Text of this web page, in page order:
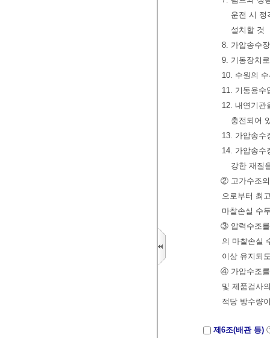
운전 시 정
설치할 것
8. 가압송수
9. 기동장치
10. 수원의
11. 기동용수
12. 내연기관
충전되어
13. 가압송수
14. 가압송수
강한 재질
② 고가수조의
으로부터 최
마찰손실 수
③ 압력수조를
의 마찰손실
이상 유지되
④ 가압수조를
및 제품검사
적당 방수량
제6조(배관 등)